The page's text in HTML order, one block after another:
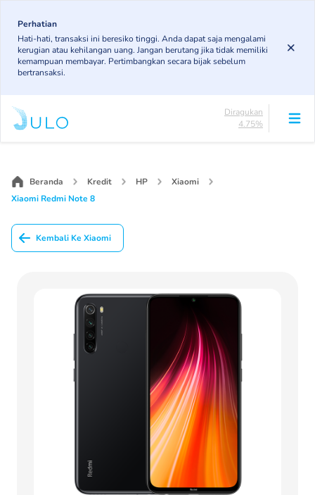
main
content
Perhatian
Hati-hati, transaksi ini beresiko tinggi. Anda dapat saja mengalami
kerugian atau kehilangan uang. Jangan berutang jika tidak memiliki
kemampuan membayar. Pertimbangkan secara bijak sebelum
bertransaksi.
85.19%
DPK
3.43%
Diragukan
4.75%
Beranda Kredit HP
Xiaomi
Xiaomi Redmi Note 8
Kembali Ke Xiaomi